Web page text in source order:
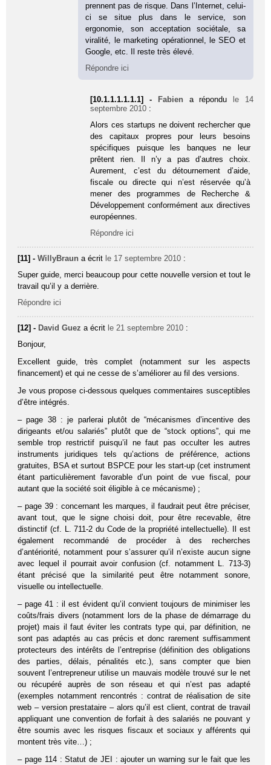
prennent pas de risque. Dans l’Internet, celui-
ci se situe plus dans le service, son
ergonomie, son acceptation sociétale, sa
viralité, le marketing opérationnel, le SEO et
Google, etc. Il reste très élevé.
Répondre ici
[10.1.1.1.1.1.1] - Fabien a répondu le 14
septembre 2010 :
Alors ces startups ne doivent rechercher que
des capitaux propres pour leurs besoins
spécifiques puisque les banques ne leur
prêtent rien. Il n’y a pas d’autres choix.
Aurement, c’est du détournement d’aide,
fiscale ou directe qui n’est réservée qu’à
mener des programmes de Recherche &
Développement conformément aux directives
européennes.
Répondre ici
[11] -WillyBraun a écrit le 17 septembre 2010 :
Super guide, merci beaucoup pour cette nouvelle version et tout le
travail qu’il y a derrière.
Répondre ici
[12] - David Guez a écrit le 21 septembre 2010 :
Bonjour,
Excellent guide, très complet (notamment sur les aspects
financement) et qui ne cesse de s’améliorer au fil des versions.
Je vous propose ci-dessous quelques commentaires susceptibles
d’être intégrés.
– page 38 : je parlerai plutôt de “mécanismes d’incentive des
dirigeants et/ou salariés” plutôt que de “stock options”, qui me
semble trop restrictif puisqu’il ne faut pas occulter les autres
instruments juridiques tels qu’actions de préférence, actions
gratuites, BSA et surtout BSPCE pour les start-up (cet instrument
étant particulièrement favorable d’un point de vue fiscal, pour
autant que la société soit éligible à ce mécanisme) ;
– page 39 : concernant les marques, il faudrait peut être préciser,
avant tout, que le signe choisi doit, pour être recevable, être
distinctif (cf. L. 711-2 du Code de la propriété intellectuelle). Il est
également recommandé de procéder à des recherches
d’antériorité, notamment pour s’assurer qu’il n’existe aucun signe
avec lequel il pourrait avoir confusion (cf. notamment L. 713-3)
étant précisé que la similarité peut être notamment sonore,
visuelle ou intellectuelle.
– page 41 : il est évident qu’il convient toujours de minimiser les
coûts/frais divers (notamment lors de la phase de démarrage du
projet) mais il faut éviter les contrats type qui, par définition, ne
sont pas adaptés au cas précis et donc rarement suffisamment
protecteurs des intérêts de l’entreprise (définition des obligations
des parties, délais, pénalités etc.), sans compter que bien
souvent l’entrepreneur utilise un mauvais modèle trouvé sur le net
ou récupéré auprès de son réseau et qui n’est pas adapté
(exemples notamment rencontrés : contrat de réalisation de site
web – version prestataire – alors qu’il est client, contrat de travail
appliquant une convention de forfait à des salariés ne pouvant y
être soumis avec les risques fiscaux et sociaux y afférents qui
montent très vite…) ;
– page 114 : Statut de JEI : ajouter un warning sur le fait que les